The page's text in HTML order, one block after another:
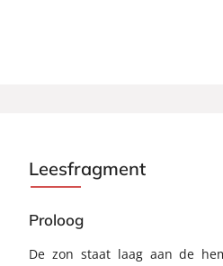
Leesfragment
Proloog
De zon staat laag aan de